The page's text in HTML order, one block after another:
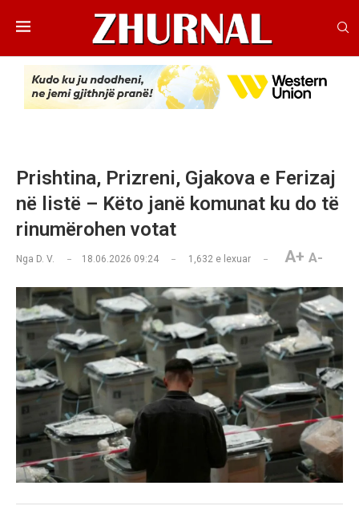
Prishtina, Prizreni, Gjakova e Ferizaj
në listë – Këto janë komunat ku do të
rinumërohen votat
Nga D. V. 18.06.2026 09:24 1,632 e lexuar A+ A-